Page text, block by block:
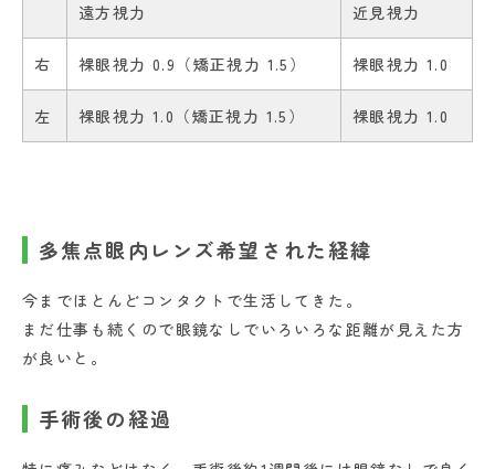
遠方視力 近見視力
右 裸眼視力 0.9（矯正視力 1.5） 裸眼視力 1.0
左 裸眼視力 1.0（矯正視力 1.5） 裸眼視力 1.0
多焦点眼内レンズ希望された経緯
今までほとんどコンタクトで生活してきた。
まだ仕事も続くので眼鏡なしでいろいろな距離が見えた方
が良いと。
手術後の経過